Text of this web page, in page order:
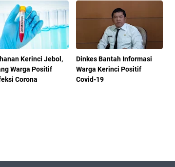
Kerinci Jebol,
Warga Positif
Corona
Dinkes Bantah Informasi
Warga Kerinci Positif
Covid-19